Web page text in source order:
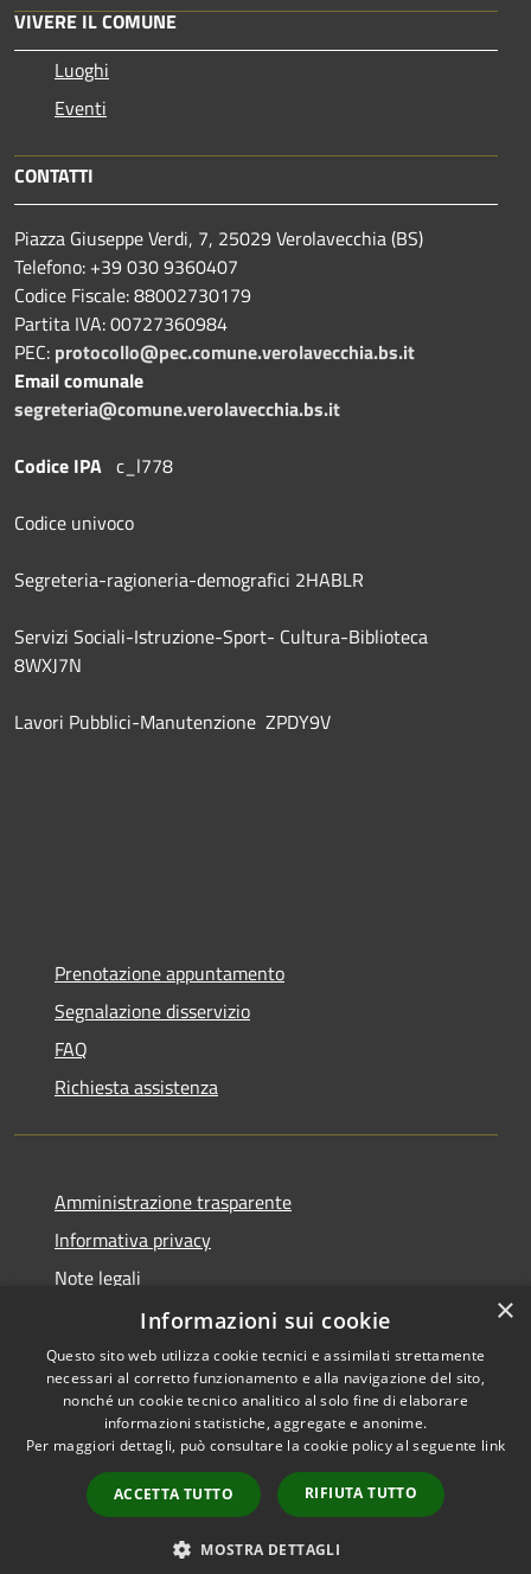
VIVERE IL COMUNE
Luoghi
Eventi
CONTATTI
Piazza Giuseppe Verdi, 7, 25029 Verolavecchia (BS)
Telefono: +39 030 9360407
Codice Fiscale: 88002730179
Partita IVA: 00727360984
PEC: protocollo@pec.comune.verolavecchia.bs.it
Email comunale
segreteria@comune.verolavecchia.bs.it
Codice IPA c_l778
Codice univoco
Segreteria-ragioneria-demografici 2HABLR
Servizi Sociali-Istruzione-Sport- Cultura-Biblioteca
8WXJ7N
Lavori Pubblici-Manutenzione ZPDY9V
Prenotazione appuntamento
Segnalazione disservizio
FAQ
Richiesta assistenza
Amministrazione trasparente
Informativa privacy
Note legali
Dichiarazione di accessibilità
RSS
Accessibilità
Copyright © 2026 • Comune di
Municipium•
Accesso
redazione
×
Informazioni sui cookie
Questo sito web utilizza cookie tecnici e assimilati strettamente
necessari al corretto funzionamento e alla navigazione del sito,
nonché un cookie tecnico analitico al solo fine di elaborare
informazioni statistiche, aggregate e anonime.
Per maggiori dettagli, può consultare la cookie policy al seguente link
ACCETTA TUTTO RIFIUTA TUTTO
MOSTRA DETTAGLI